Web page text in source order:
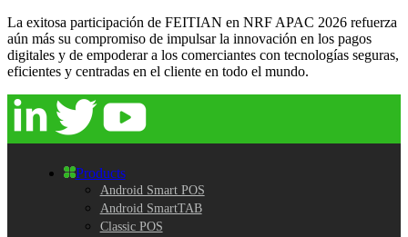
La exitosa participación de FEITIAN en NRF APAC 2026 refuerza
aún más su compromiso de impulsar la innovación en los pagos
digitales y de empoderar a los comerciantes con tecnologías seguras,
eficientes y centradas en el cliente en todo el mundo.
Products
Android Smart POS
Android SmartTAB
Classic POS